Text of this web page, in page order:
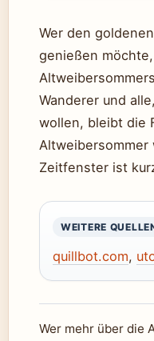
Wer den
genießen
Wanderer und
wollen, bleibt die
Zeitfenster ist
WEITERE
quillbot.com,
Wer mehr über die